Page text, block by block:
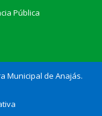
Pública
Municipal de Anajás.